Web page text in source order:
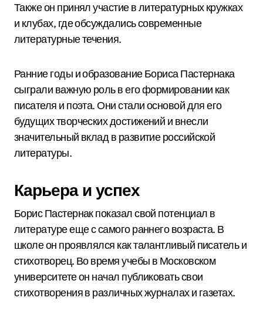
Также он принял участие в литературных кружках
и клубах, где обсуждались современные
литературные течения.
Ранние годы и образование Бориса Пастернака
сыграли важную роль в его формировании как
писателя и поэта. Они стали основой для его
будущих творческих достижений и внесли
значительный вклад в развитие российской
литературы.
Карьера и успех
Борис Пастернак показал свой потенциал в
литературе еще с самого раннего возраста. В
школе он проявлялся как талантливый писатель и
стихотворец. Во время учебы в Московском
университете он начал публиковать свои
стихотворения в различных журналах и газетах.